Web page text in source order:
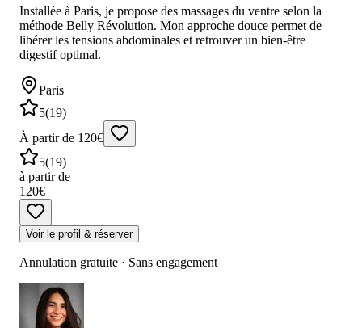
Installée à Paris, je propose des massages du ventre selon la
méthode Belly Révolution. Mon approche douce permet de
libérer les tensions abdominales et retrouver un bien-être
digestif optimal.
Paris
5(19)
À partir de 120€
5(19)
à partir de
120€
Voir le profil & réserver
Annulation gratuite · Sans engagement